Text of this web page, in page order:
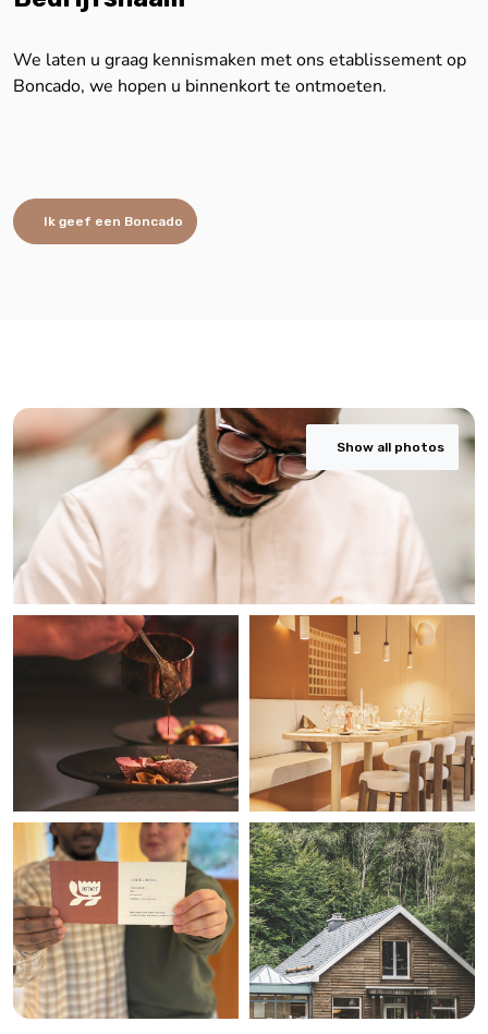
We laten u graag kennismaken met ons etablissement op
Boncado, we hopen u binnenkort te ontmoeten.
Ik geef een Boncado
Show all photos